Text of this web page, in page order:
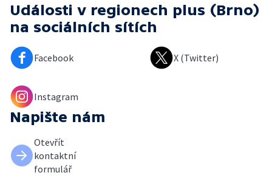
Události v regionech plus (Brno)
na sociálních sítích
Facebook X (Twitter)
Instagram
Napište nám
Otevřít
kontaktní
formulář